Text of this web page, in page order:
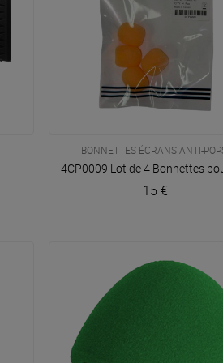
VOIR EN DÉTAIL
BONNETTES ÉCRANS ANTI-
4CP0009 Lot de 4 Bonnettes
15 €